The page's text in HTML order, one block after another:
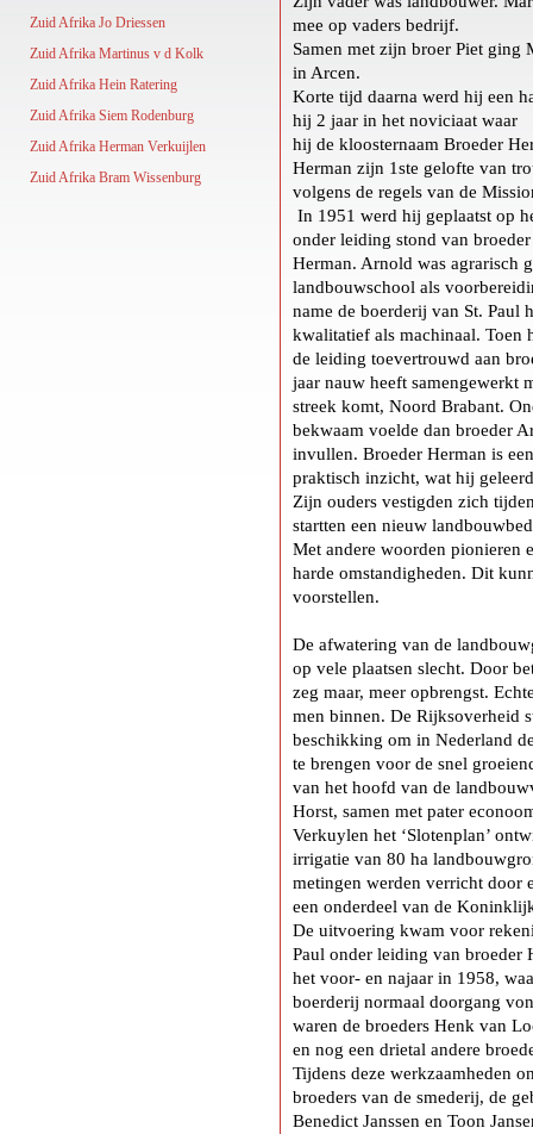
Zuid Afrika Jo Driessen
Zuid Afrika Martinus v d Kolk
Zuid Afrika Hein Ratering
Zuid Afrika Siem Rodenburg
Zuid Afrika Herman Verkuijlen
Zuid Afrika Bram Wissenburg
mee op vaders bedrijf.
Samen met zijn broer Piet ging
in Arcen.
Korte tijd daarna werd hij een
hij 2 jaar in het noviciaat waar
hij de kloosternaam Broeder
Herman zijn 1ste gelofte van
volgens de regels van de
In 1951 werd hij geplaatst op
onder leiding stond van
Herman. Arnold was agrarisch
landbouwschool als
name de boerderij van St. Paul
kwalitatief als machinaal.
de leiding toevertrouwd aan
jaar nauw heeft
streek komt, Noord Brabant.
bekwaam voelde dan broeder
invullen. Broeder Herman is
praktisch inzicht, wat hij
Zijn ouders vestigden zich
startten een nieuw
Met andere woorden pionieren
harde omstandigheden. Dit
voorstellen.
De afwatering van de
op vele plaatsen slecht. Door
zeg maar, meer opbrengst.
men binnen. De Rijksoverheid
beschikking om in Nederland
te brengen voor de snel
van het hoofd van de
Horst, samen met pater
Verkuylen het ‘Slotenplan’
irrigatie van 80 ha
metingen werden verricht door
een onderdeel van de
De uitvoering kwam voor
Paul onder leiding van broeder
het voor- en najaar in 1958,
boerderij normaal doorgang
waren de broeders Henk van
en nog een drietal andere
Tijdens deze werkzaamheden
broeders van de smederij, de
Benedict Janssen en Toon